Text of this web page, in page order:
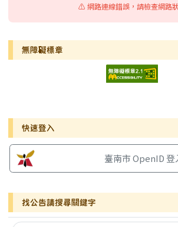
⚠️ 網路連線錯誤，請檢查網路
無障礙標章
右邊區域內容
快速登入
臺南市 OpenID 登
找公告請搜尋關鍵字